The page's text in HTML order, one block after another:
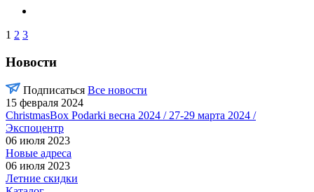
1 2 3
Новости
Подписаться Все новости
15 февраля 2024
ChristmasBox Podarki весна 2024 / 27-29 марта 2024 /
Экспоцентр
06 июля 2023
Новые адреса
06 июля 2023
Летние скидки